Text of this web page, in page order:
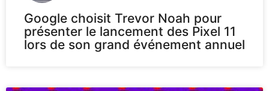
Google choisit Trevor Noah pour
présenter le lancement des Pixel 11
lors de son grand événement annuel